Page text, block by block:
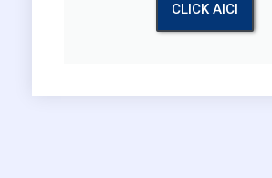
CLICK AICI